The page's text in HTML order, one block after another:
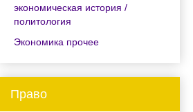
экономическая история /
политология
Экономика прочее
Право